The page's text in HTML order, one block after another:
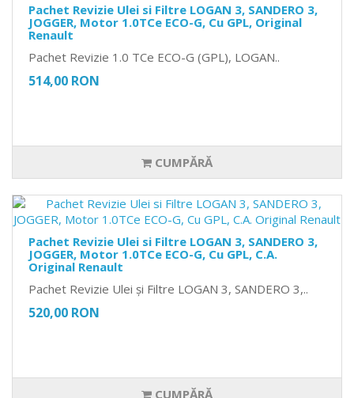
Pachet Revizie Ulei si Filtre LOGAN 3, SANDERO 3,
JOGGER, Motor 1.0TCe ECO-G, Cu GPL, Original
Renault
Pachet Revizie 1.0 TCe ECO-G (GPL), LOGAN..
514,00 RON
CUMPĂRĂ
Pachet Revizie Ulei si Filtre LOGAN 3, SANDERO 3,
JOGGER, Motor 1.0TCe ECO-G, Cu GPL, C.A.
Original Renault
Pachet Revizie Ulei și Filtre LOGAN 3, SANDERO 3,..
520,00 RON
CUMPĂRĂ